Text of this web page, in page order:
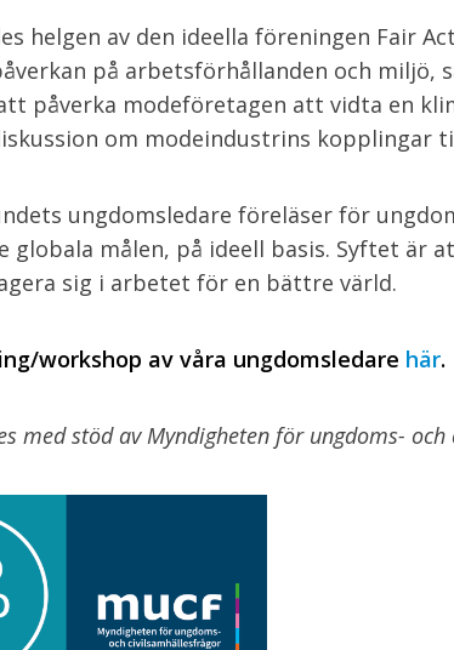
helgen av den ideella föreningen Fair
på arbetsförhållanden och miljö,
påverka modeföretagen att vidta en
om modeindustrins kopplingar
ungdomsledare föreläser för
globala målen, på ideell basis. Syftet är
sig i arbetet för en bättre värld.
workshop av våra ungdomsledare här.
med stöd av Myndigheten för ungdoms-